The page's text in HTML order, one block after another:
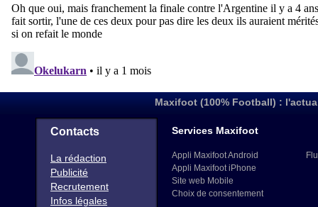
Maxifoot (100% Football) :
Contacts
La rédaction
Publicité
Recrutement
Infos légales
Services Maxifoot
Appli Maxifoot Android
Appli Maxifoot iPhone
Site web Mobile
Choix de consentement